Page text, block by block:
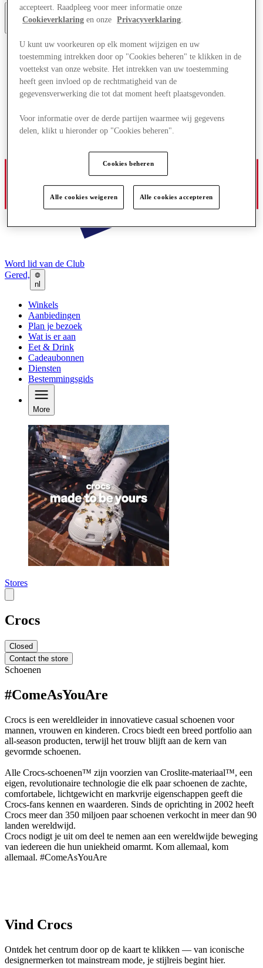
Word lid van de Club
Gered,
nl
Winkels
Aanbiedingen
Plan je bezoek
Wat is er aan
Eet & Drink
Cadeaubonnen
Diensten
Bestemmingsgids
More
Stores
Crocs
Closed
Contact the store
Schoenen
#ComeAsYouAre
Crocs is een wereldleider in innovatieve casual schoenen voor
mannen, vrouwen en kinderen. Crocs biedt een breed portfolio aan
all-season producten, terwijl het trouw blijft aan de kern van
gevormde schoenen.
Alle Crocs-schoenen™ zijn voorzien van Croslite-materiaal™, een
eigen, revolutionaire technologie die elk paar schoenen de zachte,
comfortabele, lichtgewicht en markvrije eigenschappen geeft die
Crocs-fans kennen en waarderen. Sinds de oprichting in 2002 heeft
Crocs meer dan 350 miljoen paar schoenen verkocht in meer dan 90
landen wereldwijd.
Crocs nodigt je uit om deel te nemen aan een wereldwijde beweging
van iedereen die hun uniekheid omarmt. Kom allemaal, kom
allemaal. #ComeAsYouAre
Vind Crocs
Ontdek het centrum door op de kaart te klikken — van iconische
designermerken tot mainstream mode, je stijlreis begint hier.
accepteert. Raadpleeg voor meer informatie onze
Cookieverklaring en onze Privacyverklaring
U kunt uw voorkeuren op elk moment wijzigen en uw
toestemming intrekken door op "Cookies beheren" te klikken in de
voettekst van onze website. Het intrekken van uw toestemming
heeft geen invloed op de rechtmatigheid van de
gegevensverwerking die tot dat moment heeft plaatsgevonden.
Voor informatie over de derde partijen waarmee wij gegevens
delen, klikt u hieronder op "Cookies beheren".
Cookies beheren
Alle cookies weigeren Alle cookies accepteren